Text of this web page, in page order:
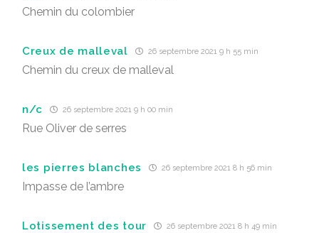
Chemin du colombier
Creux de malleval 26 septembre 2021 9 h 55 min
Chemin du creux de malleval
n/c 26 septembre 2021 9 h 00 min
Rue Oliver de serres
les pierres blanches 26 septembre 2021 8 h 56 min
Impasse de l’ambre
Lotissement des tour 26 septembre 2021 8 h 49 min